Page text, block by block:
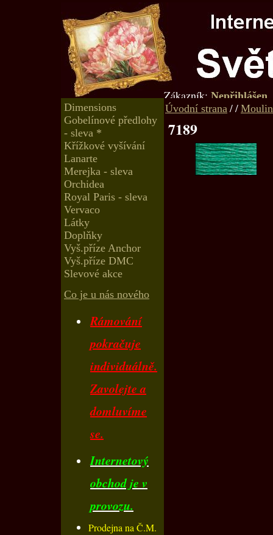
Zákazník: Nepřihlášen
Dimensions
Gobelínové předlohy
- sleva *
Křížkové vyšívání
Lanarte
Merejka - sleva
Orchidea
Royal Paris - sleva
Vervaco
Látky
Doplňky
Vyš.příze Anchor
Vyš.příze DMC
Slevové akce
Co je u nás nového
Rámování
pokračuje
individuálně.
Zavolejte a
domluvíme
se.
Internetový
obchod je v
provozu.
Prodejna na Č.M.
Úvodní strana //
7189